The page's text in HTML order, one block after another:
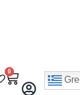
0